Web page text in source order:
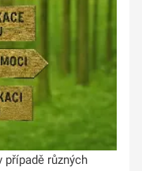
případě různých